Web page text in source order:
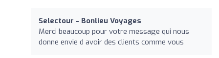
Selectour - Bonlieu Voyages
Merci beaucoup pour votre message qui nous
donne envie d avoir des clients comme vous